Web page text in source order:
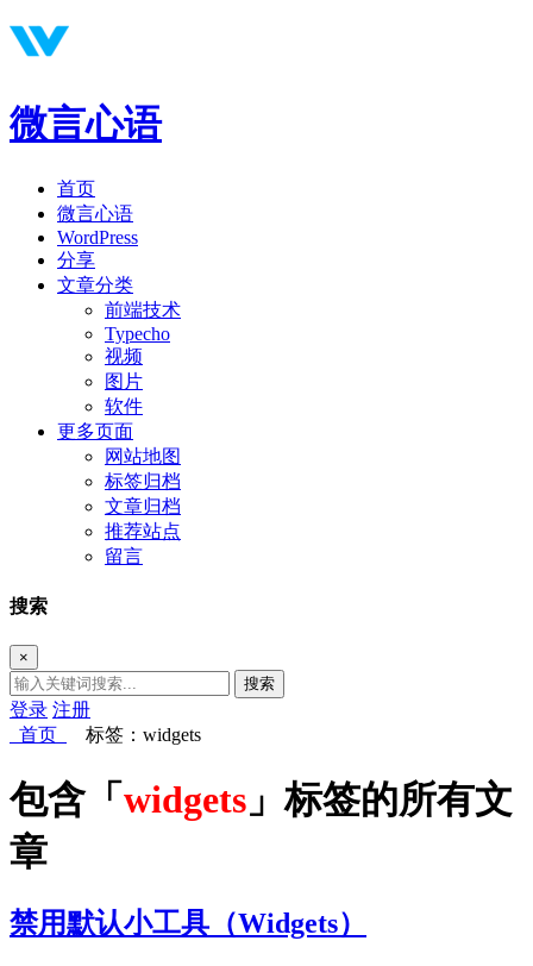
微言心语
首页
微言心语
WordPress
分享
文章分类
前端技术
Typecho
视频
图片
软件
更多页面
网站地图
标签归档
文章归档
推荐站点
留言
搜索
×
搜索
登录 注册
首页
标签：widgets
包含「 widgets 」标签的所有文
章
禁用默认小工具（Widgets）